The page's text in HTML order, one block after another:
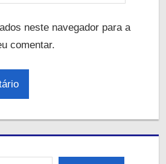
neste navegador para a
comentar.